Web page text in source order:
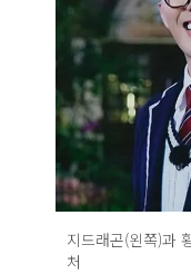
지드래곤(왼쪽)과
처